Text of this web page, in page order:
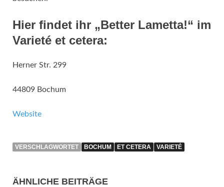
Hier findet ihr „Better Lametta!“ im
Varieté et cetera:
Herner Str. 299
44809 Bochum
Website
VERSCHLAGWORTET BOCHUM ET CETERA VARIETÉ
ÄHNLICHE BEITRÄGE